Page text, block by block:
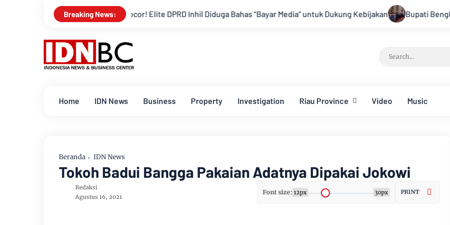
Breaking News:
Percakapan Bocor! Elite DPRD Inhil Diduga Bahas “Bayar Media” untuk Dukung Kebijakan Bupati Bengkalis Kasmarni
Home IDN News Business Property Investigation Riau Province Video Music
Beranda IDN News
Tokoh Badui Bangga Pakaian Adatnya Dipakai Jokowi
Redaksi
Agustus 16, 2021
Font size: 12px 30px PRINT